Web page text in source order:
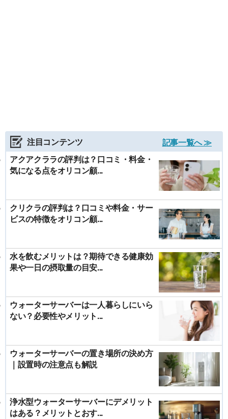
注目コンテンツ
記事一覧へ ≫
アクアクララの評判は？口コミ・料金・
気になる点をオリコン顧...
クリクラの評判は？口コミや料金・サー
ビスの特徴をオリコン顧...
水を飲むメリットは？期待できる健康効
果や一日の摂取量の目安...
ウォーターサーバーは一人暮らしにいら
ない？必要性やメリット...
ウォーターサーバーの置き場所の決め方
｜設置時の注意点も解説
浄水型ウォーターサーバーにデメリット
はある？メリットとおす...